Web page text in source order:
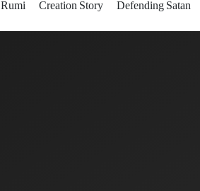
Rumi Creation Story Defending Satan